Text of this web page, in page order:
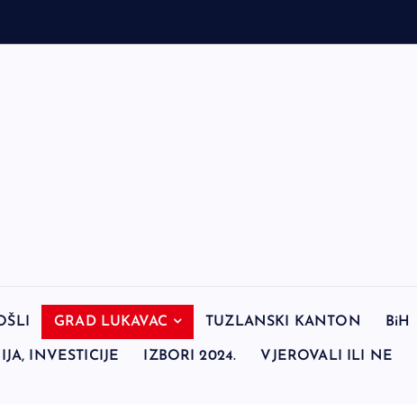
GRAD LUKAVAC TUZLANSKI KANTON BiH
INVESTICIJE IZBORI 2024. VJEROVALI ILI NE